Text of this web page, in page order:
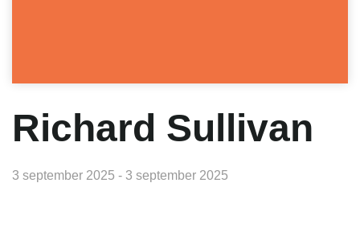
Richard Sullivan
3 september 2025 - 3 september 2025